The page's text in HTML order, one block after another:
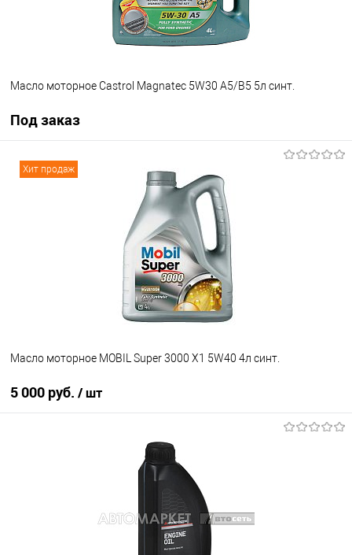
Масло моторное Castrol Magnatec 5W30 A5/B5 5л синт.
Под заказ
Недоступно
Хит продаж
Масло моторное MOBIL Super 3000 X1 5W40 4л синт.
5 000 руб. / шт